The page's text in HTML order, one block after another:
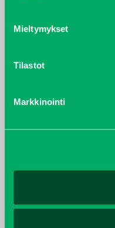
Mieltymykset
Tilastot
Markkinointi